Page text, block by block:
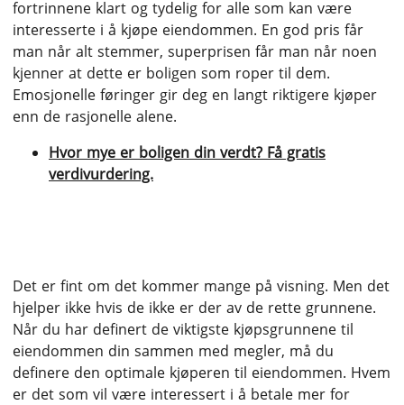
fortrinnene klart og tydelig for alle som kan være
interesserte i å kjøpe eiendommen. En god pris får
man når alt stemmer, superprisen får man når noen
kjenner at dette er boligen som roper til dem.
Emosjonelle føringer gir deg en langt riktigere kjøper
enn de rasjonelle alene.
Hvor mye er boligen din verdt? Få gratis
verdivurdering.
Det er fint om det kommer mange på visning. Men det
hjelper ikke hvis de ikke er der av de rette grunnene.
Når du har definert de viktigste kjøpsgrunnene til
eiendommen din sammen med megler, må du
definere den optimale kjøperen til eiendommen. Hvem
er det som vil være interessert i å betale mer for